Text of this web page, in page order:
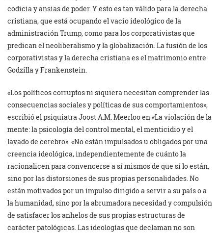
codicia y ansias de poder. Y esto es tan válido para la derecha
cristiana, que está ocupando el vacío ideológico de la
administración Trump, como para los corporativistas que
predican el neoliberalismo y la globalización. La fusión de los
corporativistas y la derecha cristiana es el matrimonio entre
Godzilla y Frankenstein.
«Los políticos corruptos ni siquiera necesitan comprender las
consecuencias sociales y políticas de sus comportamientos»,
escribió el psiquiatra Joost A.M. Meerloo en «La violación de la
mente: la psicología del control mental, el menticidio y el
lavado de cerebro». «No están impulsados u obligados por una
creencia ideológica, independientemente de cuánto la
racionalicen para convencerse a sí mismos de que sí lo están,
sino por las distorsiones de sus propias personalidades. No
están motivados por un impulso dirigido a servir a su país o a
la humanidad, sino por la abrumadora necesidad y compulsión
de satisfacer los anhelos de sus propias estructuras de
carácter patológicas. Las ideologías que declaman no son